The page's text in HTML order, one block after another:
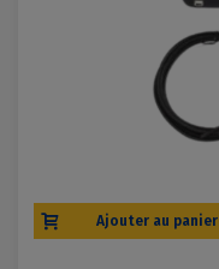
Ajouter au panier